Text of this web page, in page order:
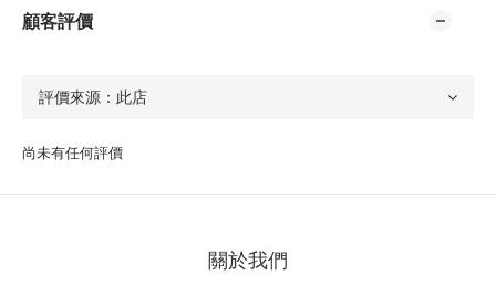
顧客評價
尚未有任何評價
關於我們